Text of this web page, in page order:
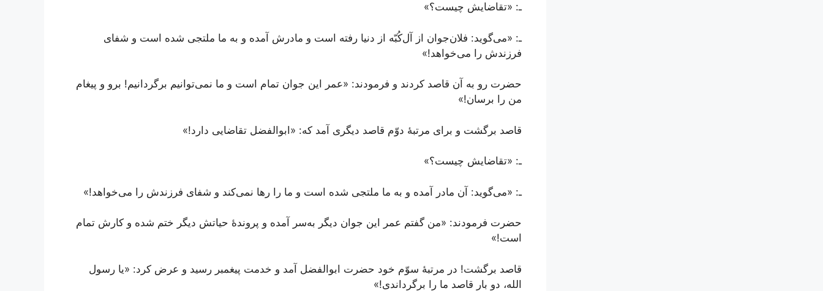
ـ: «تقاضایش چیست؟»
ـ: «می‌گوید: فلان‌جوان از آل‌کُبّه از دنیا رفته است و مادرش آمده و به ما ملتجی شده است و شفای
فرزندش را می‌خواهد!»
حضرت رو به آن قاصد کردند و فرمودند: «عمر این جوان تمام است و ما نمی‌توانیم برگردانیم! برو و پیغام
من را برسان!»
قاصد برگشت و برای مرتبۀ دوّم قاصد دیگری آمد که: «ابوالفضل تقاضایی دارد!»
ـ: «تقاضایش چیست؟»
ـ: «می‌گوید: آن مادر آمده و به ما ملتجی شده است و ما را رها نمی‌کند و شفای فرزندش را می‌خواهد!»
حضرت فرمودند: «من گفتم عمر این جوان دیگر به‌سر آمده و پروندۀ حیاتش دیگر ختم شده و کارش تمام
است!»
قاصد برگشت! در مرتبۀ سوّم خود حضرت ابوالفضل آمد و خدمت پیغمبر رسید و عرض کرد: «یا رسول
الله، دو بار قاصد ما را برگرداندی!»